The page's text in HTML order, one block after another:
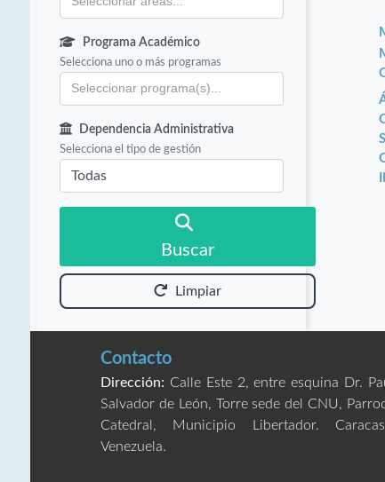
Programa Académico
Selecciona uno o más programas
Dependencia Administrativa
Selecciona el tipo de gestión
Buscar
Limpiar
Contacto
Dirección: Calle Este 2, entre esquina Dr.
Salvador de León, Torre sede del CNU,
Catedral, Municipio Libertador.
Venezuela.